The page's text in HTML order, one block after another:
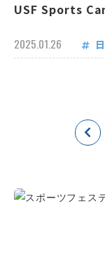
USF Sports
2025.01.26